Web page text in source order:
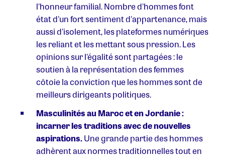
l'honneur familial. Nombre d'hommes font
état d'un fort sentiment d'appartenance, mais
aussi d'isolement, les plateformes numériques
les reliant et les mettant sous pression. Les
opinions sur l'égalité sont partagées : le
soutien à la représentation des femmes
côtoie la conviction que les hommes sont de
meilleurs dirigeants politiques.
Masculinités au Maroc et en Jordanie :
incarner les traditions avec de nouvelles
aspirations.Une grande partie des hommes
adhèrent aux normes traditionnelles tout en